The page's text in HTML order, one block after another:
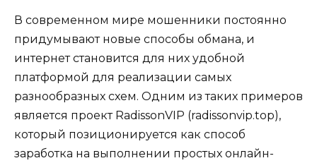
В современном мире мошенники постоянно
придумывают новые способы обмана, и
интернет становится для них удобной
платформой для реализации самых
разнообразных схем. Одним из таких примеров
является проект RadissonVIP (radissonvip.top),
который позиционируется как способ
заработка на выполнении простых онлайн-